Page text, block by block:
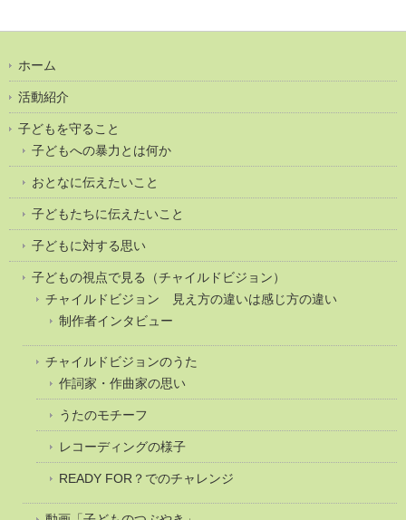
ホーム
活動紹介
子どもを守ること
子どもへの暴力とは何か
おとなに伝えたいこと
子どもたちに伝えたいこと
子どもに対する思い
子どもの視点で見る（チャイルドビジョン）
チャイルドビジョン 見え方の違いは感じ方の違い
制作者インタビュー
チャイルドビジョンのうた
作詞家・作曲家の思い
うたのモチーフ
レコーディングの様子
READY FOR？でのチャレンジ